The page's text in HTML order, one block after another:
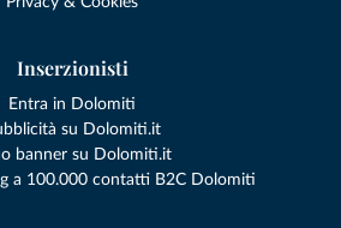
Inserzionisti
Entra in Dolomiti
su Dolomiti.it
banner su Dolomiti.it
a 100.000 contatti B2C Dolomiti